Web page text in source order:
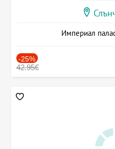
Империал
-25%
42.95€